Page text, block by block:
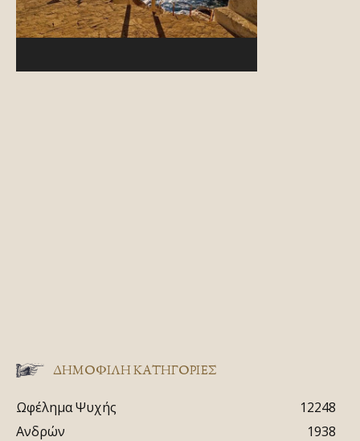
ΔΗΜΟΦΙΛΗ ΚΑΤΗΓΟΡΙΕΣ
Ωφέλημα Ψυχής
12248
Ανδρών
1938